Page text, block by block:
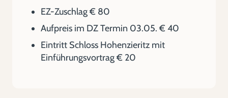
EZ-Zuschlag € 80
Aufpreis im DZ Termin 03.05. € 40
Eintritt Schloss Hohenzieritz mit
Einführungsvortrag € 20